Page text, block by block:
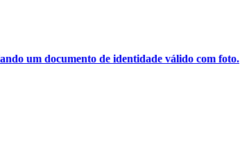
um documento de identidade válido com foto.